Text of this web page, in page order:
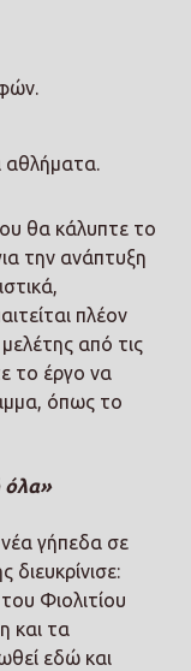
αθλήματα.
θα κάλυπτε το
την ανάπτυξη
πλέον
μελέτης από τις
το έργο να
όπως το
όλα»
γήπεδα σε
διευκρίνισε:
Φιολιτίου
και τα
εδώ και